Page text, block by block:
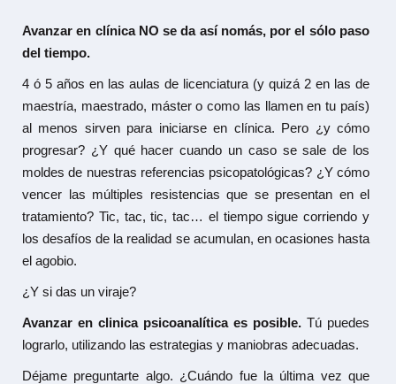
Avanzar en clínica NO se da así nomás, por el sólo paso
del tiempo.
4 ó 5 años en las aulas de licenciatura (y quizá 2 en las de
maestría, maestrado, máster o como las llamen en tu país)
al menos sirven para iniciarse en clínica. Pero ¿y cómo
progresar? ¿Y qué hacer cuando un caso se sale de los
moldes de nuestras referencias psicopatológicas? ¿Y cómo
vencer las múltiples resistencias que se presentan en el
tratamiento? Tic, tac, tic, tac… el tiempo sigue corriendo y
los desafíos de la realidad se acumulan, en ocasiones hasta
el agobio.
¿Y si das un viraje?
Avanzar en clinica psicoanalítica es posible. Tú puedes
lograrlo, utilizando las estrategias y maniobras adecuadas.
Déjame preguntarte algo. ¿Cuándo fue la última vez que